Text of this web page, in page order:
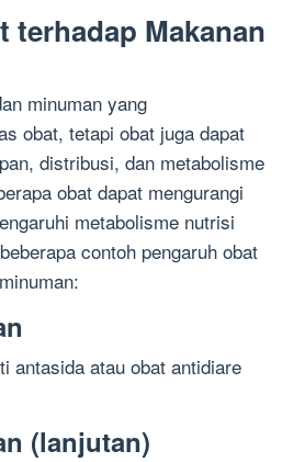
terhadap Makanan
minuman yang
obat, tetapi obat juga dapat
distribusi, dan metabolisme
obat dapat mengurangi
metabolisme nutrisi
contoh pengaruh obat
antasida atau obat antidiare
(lanjutan)